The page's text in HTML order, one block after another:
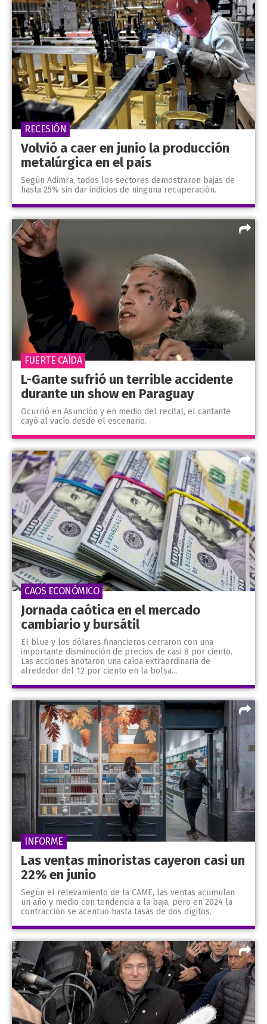
Volvió a caer en junio la producción
metalúrgica en el país
Según Adimra, todos los sectores demostraron bajas de
hasta 25% sin dar indicios de ninguna recuperación.
RECESIÓN
L-Gante sufrió un terrible accidente
durante un show en Paraguay
Ocurrió en Asunción y en medio del recital, el cantante
cayó al vacío desde el escenario.
FUERTE CAÍDA
Jornada caótica en el mercado
cambiario y bursátil
El blue y los dólares financieros cerraron con una
importante disminución de precios de casi 8 por ciento.
Las acciones anotaron una caída extraordinaria de
alrededor del 12 por ciento en la bolsa...
CAOS ECONÓMICO
Las ventas minoristas cayeron casi un
22% en junio
Según el relevamiento de la CAME, las ventas acumulan
un año y medio con tendencia a la baja, pero en 2024 la
contracción se acentuó hasta tasas de dos dígitos.
INFORME